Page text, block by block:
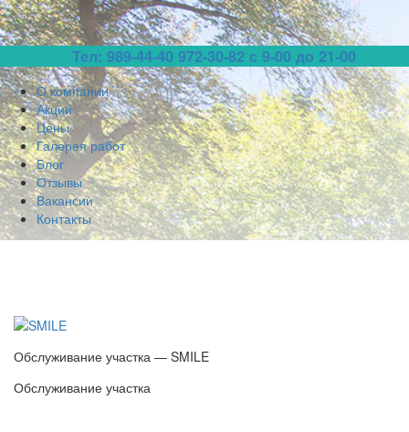
Тел: 989-44-40 972-30-82 с 9-00 до 21-00
О компании
Акции
Цены
Галерея работ
Блог
Отзывы
Вакансии
Контакты
Обслуживание участка — SMILE
Обслуживание участка